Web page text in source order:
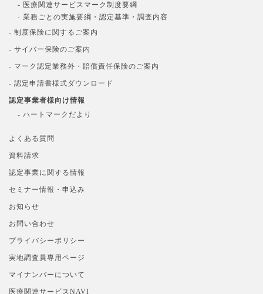
- 医療関連サービスマーク制度要綱
- 業務ごとの実施要綱・認定基準・調査内容
- 制度保険に関するご案内
- サイバー保険のご案内
- マーク認定業務外・賠償責任保険のご案内
- 認定申請書様式ダウンロード
認定事業者様向け情報
- ハートマークだより
よくある質問
資料請求
認定事業に関する情報
セミナー情報・申込み
お知らせ
お問い合わせ
プライバシーポリシー
実地調査員専用ページ
マイナンバーについて
医療関連サービスNAVI